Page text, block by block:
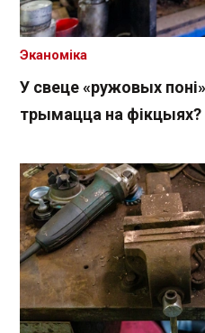
У свеце «ружовых
трымацца на фікцыях?
Эканоміка